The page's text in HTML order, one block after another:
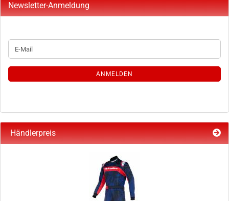
Newsletter-Anmeldung
WEITER
ZUR
ANMELDUNG
E-
Mail
ANMELDEN
Händlerpreis